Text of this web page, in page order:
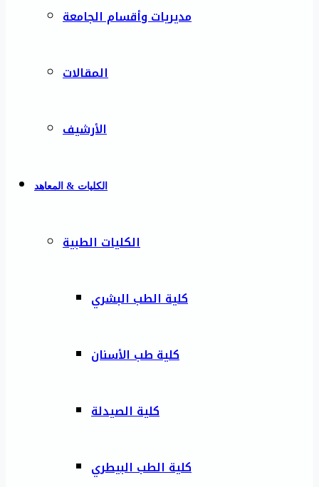
مديريات وأقسام الجامعة
المقالات
الأرشيف
الكليات & المعاهد
الكليات الطبية
كلية الطب البشري
كلية طب الأسنان
كلية الصيدلة
كلية الطب البيطري